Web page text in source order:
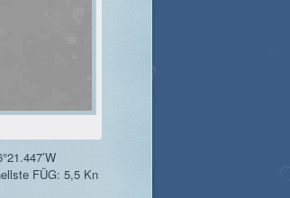
FÜG: 5,5 Kn